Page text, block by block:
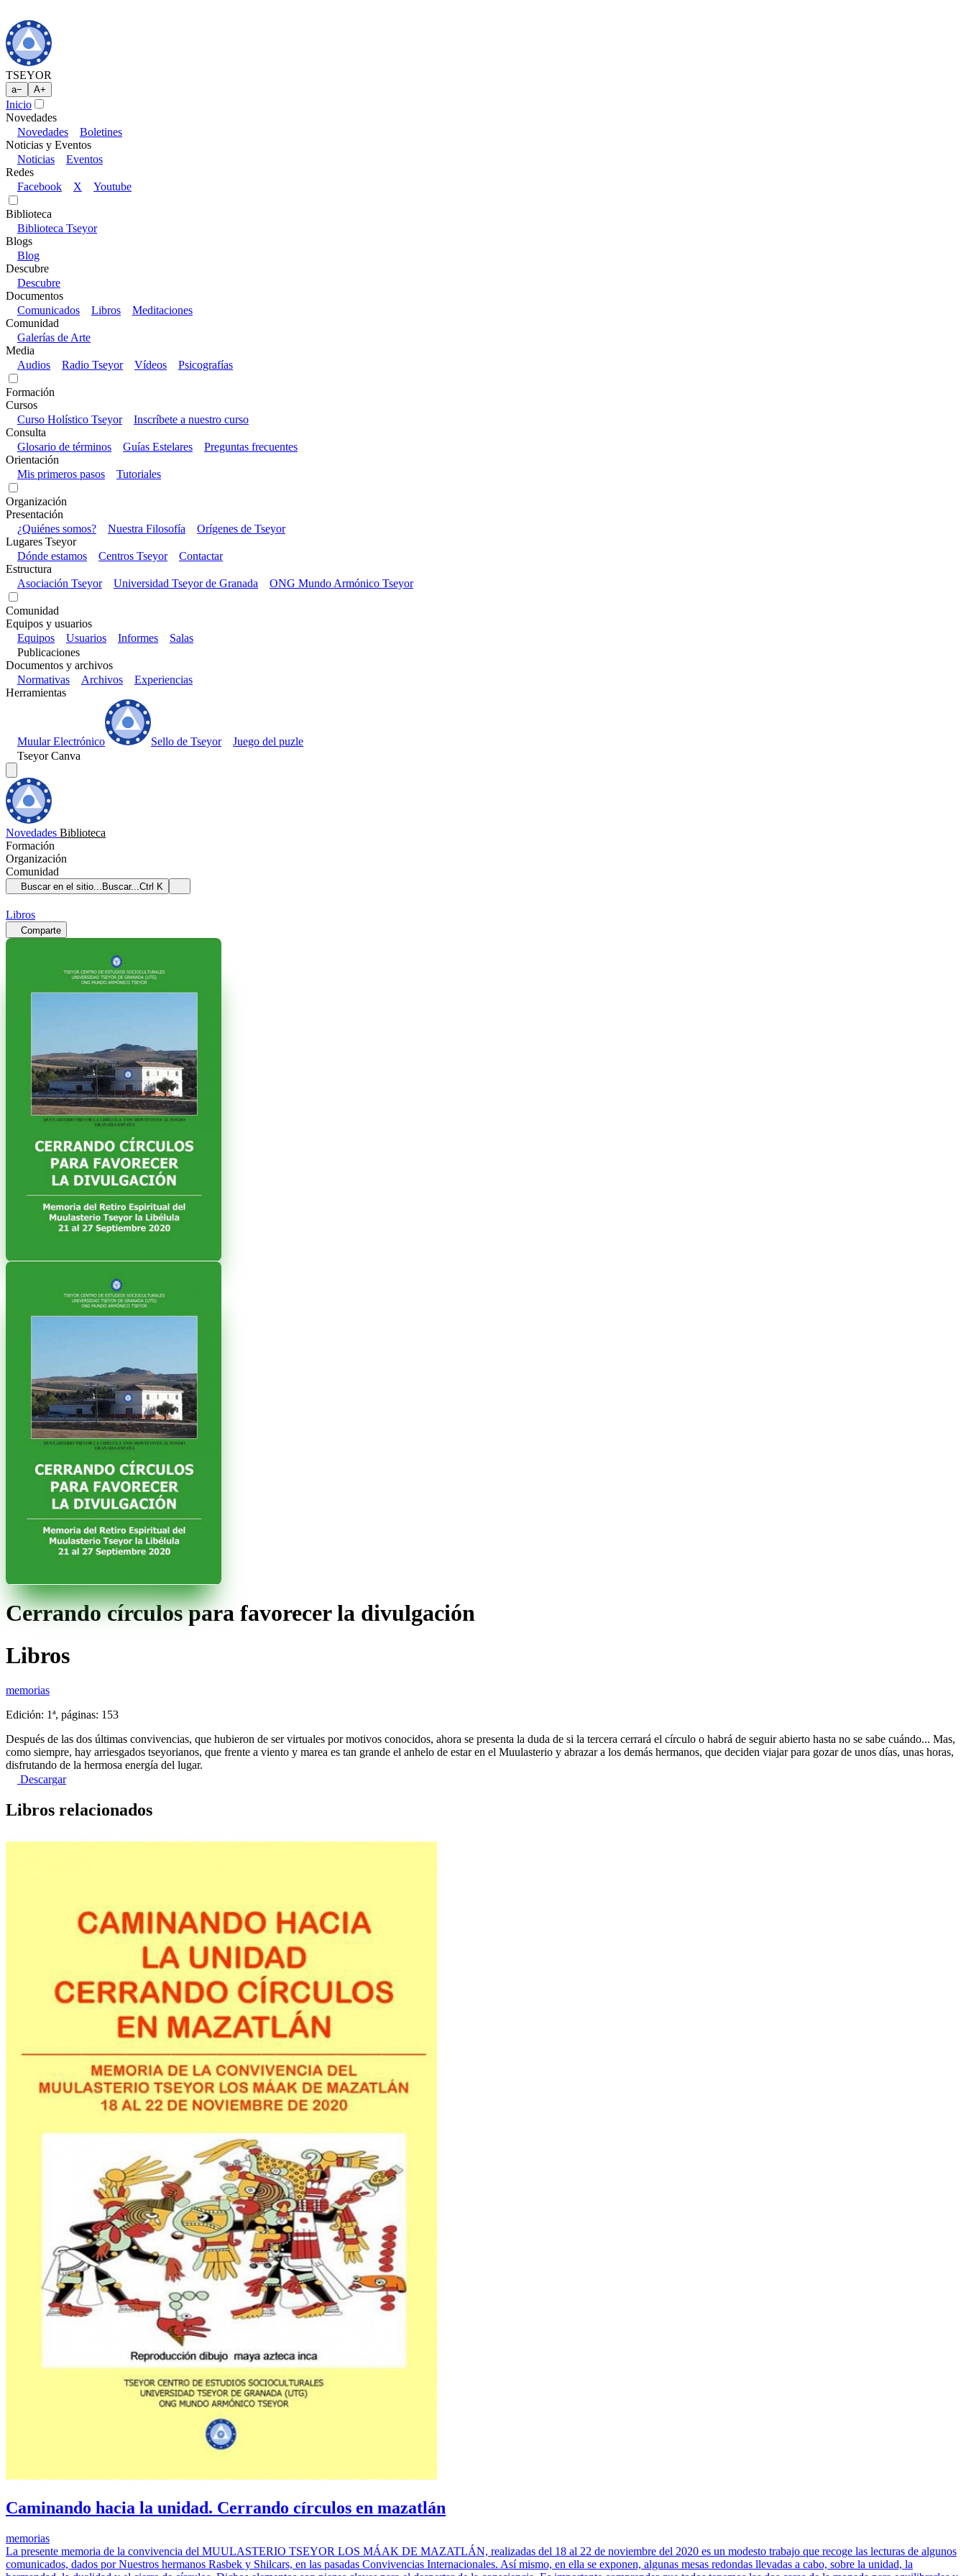
TSEYOR
a− A+
Inicio
Novedades
Novedades
Boletines
Noticias y Eventos
Noticias
Eventos
Redes
Facebook
X Youtube
Biblioteca
Biblioteca Tseyor
Blogs
Blog
Descubre
Descubre
Documentos
Comunicados
Libros
Meditaciones
Comunidad
Galerías de Arte
Media
Audios
Radio Tseyor Vídeos Psicografías
Formación
Cursos
Curso Holístico Tseyor
Inscríbete a nuestro curso
Consulta
Glosario de términos
Guías Estelares
Preguntas frecuentes
Orientación
Mis primeros pasos
Tutoriales
Organización
Presentación
¿Quiénes somos?
Nuestra Filosofía
Orígenes de Tseyor
Lugares Tseyor
Dónde estamos
Centros Tseyor
Contactar
Estructura
Asociación Tseyor
Universidad Tseyor de Granada ONG Mundo Armónico Tseyor
Comunidad
Equipos y usuarios
Equipos
Usuarios Informes
Salas
Publicaciones
Documentos y archivos
Normativas
Archivos
Experiencias
Herramientas
Muular Electrónico Sello de Tseyor
Juego del puzle
Tseyor Canva
Novedades Biblioteca
Formación
Organización
Comunidad
Buscar en el sitio... Buscar...Ctrl K
Libros
Comparte
Cerrando círculos para favorecer la divulgación
Libros
memorias
Edición: 1ª, páginas: 153
Después de las dos últimas convivencias, que hubieron de ser virtuales por motivos conocidos, ahora se presenta la duda de si la tercera cerrará el círculo o habrá de seguir abierto hasta no se sabe cuándo... Mas,
como siempre, hay arriesgados tseyorianos, que frente a viento y marea es tan grande el anhelo de estar en el Muulasterio y abrazar a los demás hermanos, que deciden viajar para gozar de unos días, unas horas,
disfrutando de la hermosa energía del lugar.
Descargar
Libros relacionados
Caminando hacia la unidad. Cerrando círculos en mazatlán
memorias
La presente memoria de la convivencia del MUULASTERIO TSEYOR LOS MÁAK DE MAZATLÁN, realizadas del 18 al 22 de noviembre del 2020 es un modesto trabajo que recoge las lecturas de algunos
comunicados, dados por Nuestros hermanos Rasbek y Shilcars, en las pasadas Convivencias Internacionales. Así mismo, en ella se exponen, algunas mesas redondas llevadas a cabo, sobre la unidad, la